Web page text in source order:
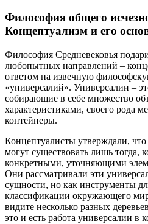
Философия общего
Концептуализм и его
Философия Средневековья
любопытных направлений –
ответом на извечную
«универсалий». Универсалии –
собирающие в себе множество
характеристиками, своего рода
контейнеры.
Концептуалисты утверждали,
могут существовать лишь тогда,
конкретными, уточняющими
Они рассматривали эти
сущности, но как инструменты
классификации окружающего
видите несколько разных
это и есть работа универсалии в